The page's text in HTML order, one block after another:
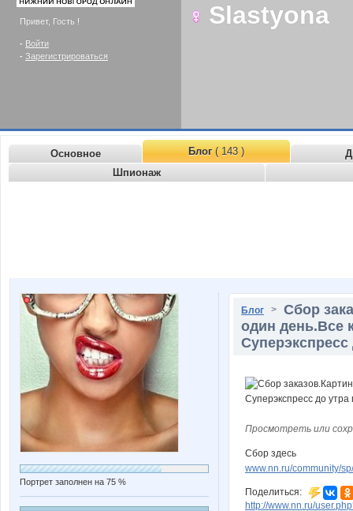
Привет, Гость !
- Войти
- Зарегистрироваться
Slastyona
Основное Блог( 143 )
Шпионаж
Портрет заполнен на 75 %
Блог > Сбор
один день.Все
Просмотреть или
Сбор здесь
www.nn.ru/community/
Поделиться:
http://www.nn.ru/